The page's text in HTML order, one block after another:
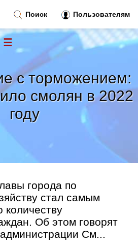
с торможением:
смолян в 2022
году
города по
стал самым
количеству
Об этом говорят
См...
Поиск Пользователям
☰